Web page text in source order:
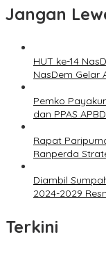
Jangan
HUT ke-14
NasDem Gelar
Pemko
dan PPAS APBD
Rapat
Ranperda
Diambil
2024-2029
Terkini